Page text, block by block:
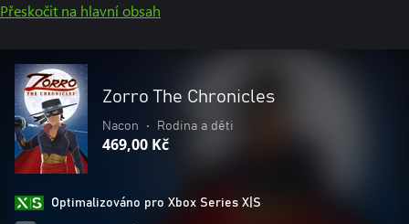
Přeskočit na hlavní obsah
Zorro The Chronicles
Nacon • Rodina a děti
469,00 Kč
Optimalizováno pro Xbox Series X|S